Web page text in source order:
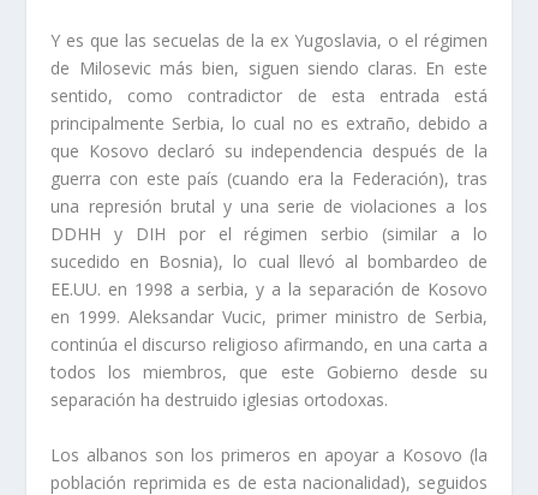
Y es que las secuelas de la ex Yugoslavia, o el régimen
de Milosevic más bien, siguen siendo claras. En este
sentido, como contradictor de esta entrada está
principalmente Serbia, lo cual no es extraño, debido a
que Kosovo declaró su independencia después de la
guerra con este país (cuando era la Federación), tras
una represión brutal y una serie de violaciones a los
DDHH y DIH por el régimen serbio (similar a lo
sucedido en Bosnia), lo cual llevó al bombardeo de
EE.UU. en 1998 a serbia, y a la separación de Kosovo
en 1999. Aleksandar Vucic, primer ministro de Serbia,
continúa el discurso religioso afirmando, en una carta a
todos los miembros, que este Gobierno desde su
separación ha destruido iglesias ortodoxas.
Los albanos son los primeros en apoyar a Kosovo (la
población reprimida es de esta nacionalidad), seguidos